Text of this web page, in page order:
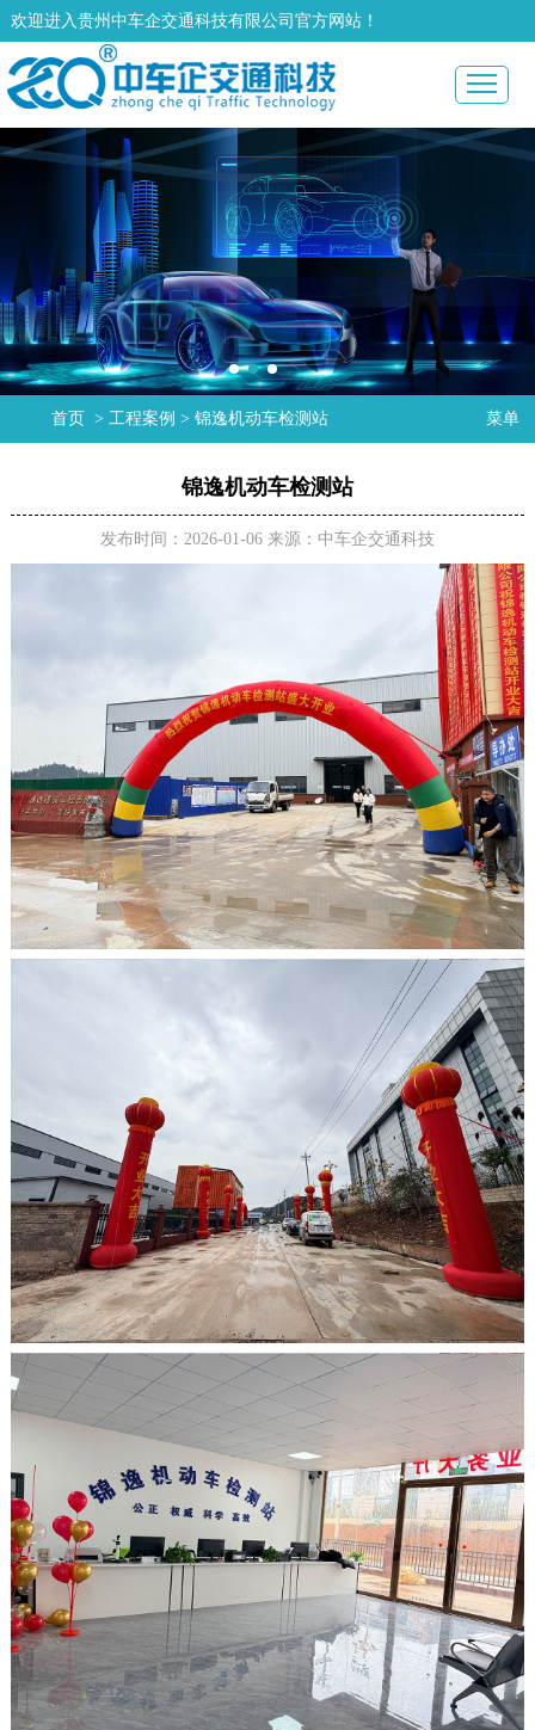
欢迎进入贵州中车企交通科技有限公司官方网站！
首页 >工程案例 >锦逸机动车检测站 菜单
锦逸机动车检测站
发布时间：2026-01-06 来源： 中车企交通科技